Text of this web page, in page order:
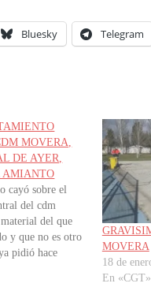
Bluesky Telegram
MOVERA,
DE AYER,
AMIANTO
cayó sobre el
del cdm
del que
y que no es otro
pidió hace
un protocolo
tejado, que al ser
MOVERA
18 de
En «CGT»